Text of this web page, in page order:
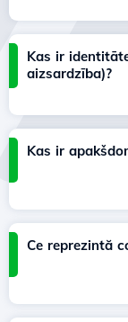
Kas ir
aizsardzība)?
Kas ir
Ce reprezintă